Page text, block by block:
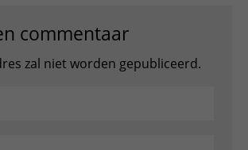
commentaar
zal niet worden gepubliceerd.